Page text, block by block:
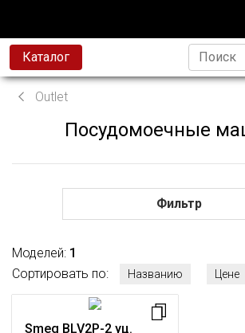
Каталог
техника
техника
и смесители
техника
Outlet
Посудомоечные
Фильтр
Моделей: 1
Сортировать по:
Названию Цене
Smeg BLV2P-2 уц.